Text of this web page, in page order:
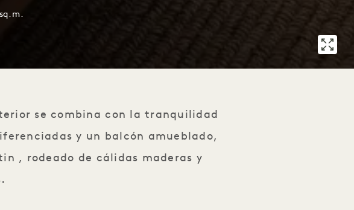
se combina con la tranquilidad
y un balcón amueblado,
, rodeado de cálidas maderas y